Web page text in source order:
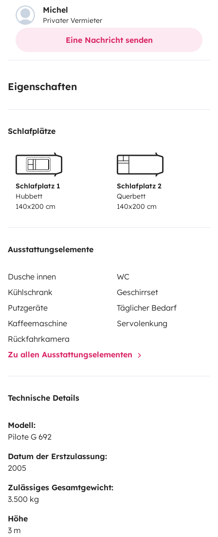
ou en Espagne.
Michel
Privater Vermieter
Eine Nachricht senden
Eigenschaften
Schlafplätze
Schlafplatz 1
Hubbett
140x200 cm
Schlafplatz 2
Querbett
140x200 cm
Ausstattungselemente
Dusche innen
WC
Kühlschrank
Geschirrset
Putzgeräte
Täglicher Bedarf
Kaffeemaschine
Servolenkung
Rückfahrkamera
Zu allen Ausstattungselementen
Technische Details
Modell:
Pilote G 692
Datum der Erstzulassung:
2005
Zulässiges Gesamtgewicht:
3.500 kg
Höhe
3 m